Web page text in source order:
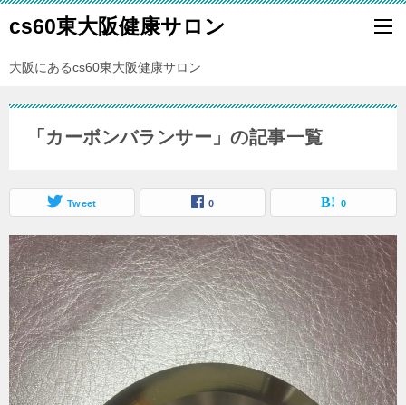
cs60東大阪健康サロン
大阪にあるcs60東大阪健康サロン
「カーボンバランサー」の記事一覧
Tweet 0 0